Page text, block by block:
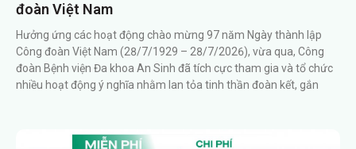
đoàn Việt Nam
Hưởng ứng các hoạt động chào mừng 97 năm Ngày thành lập
Công đoàn Việt Nam (28/7/1929 – 28/7/2026), vừa qua, Công
đoàn Bệnh viện Đa khoa An Sinh đã tích cực tham gia và tổ chức
nhiều hoạt động ý nghĩa nhằm lan tỏa tinh thần đoàn kết, gắn